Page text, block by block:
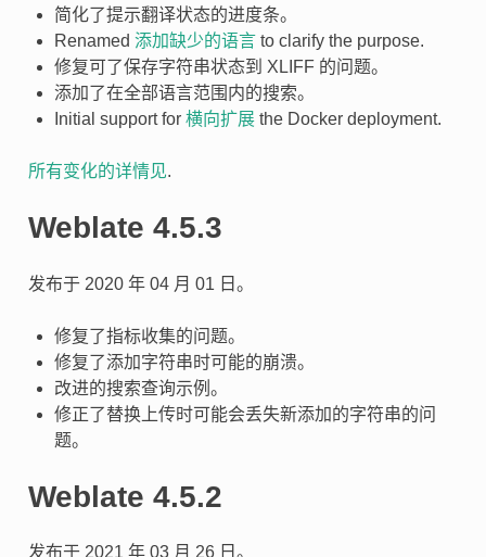
简化了提示翻译状态的进度条。
Renamed 添加缺少的语言to clarify the purpose.
修复可了保存字符串状态到 XLIFF 的问题。
添加了在全部语言范围内的搜索。
Initial support for 横向扩展the Docker deployment.
所有变化的详情见.
Weblate 4.5.3
发布于 2020 年 04 月 01 日。
修复了指标收集的问题。
修复了添加字符串时可能的崩溃。
改进的搜索查询示例。
修正了替换上传时可能会丢失新添加的字符串的问
题。
Weblate 4.5.2
发布于 2021 年 03 月 26 日。